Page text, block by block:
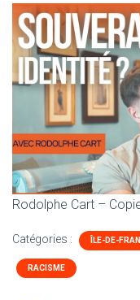
Rodolphe Cart –
Catégories : ÎLE-DE-
RACISME